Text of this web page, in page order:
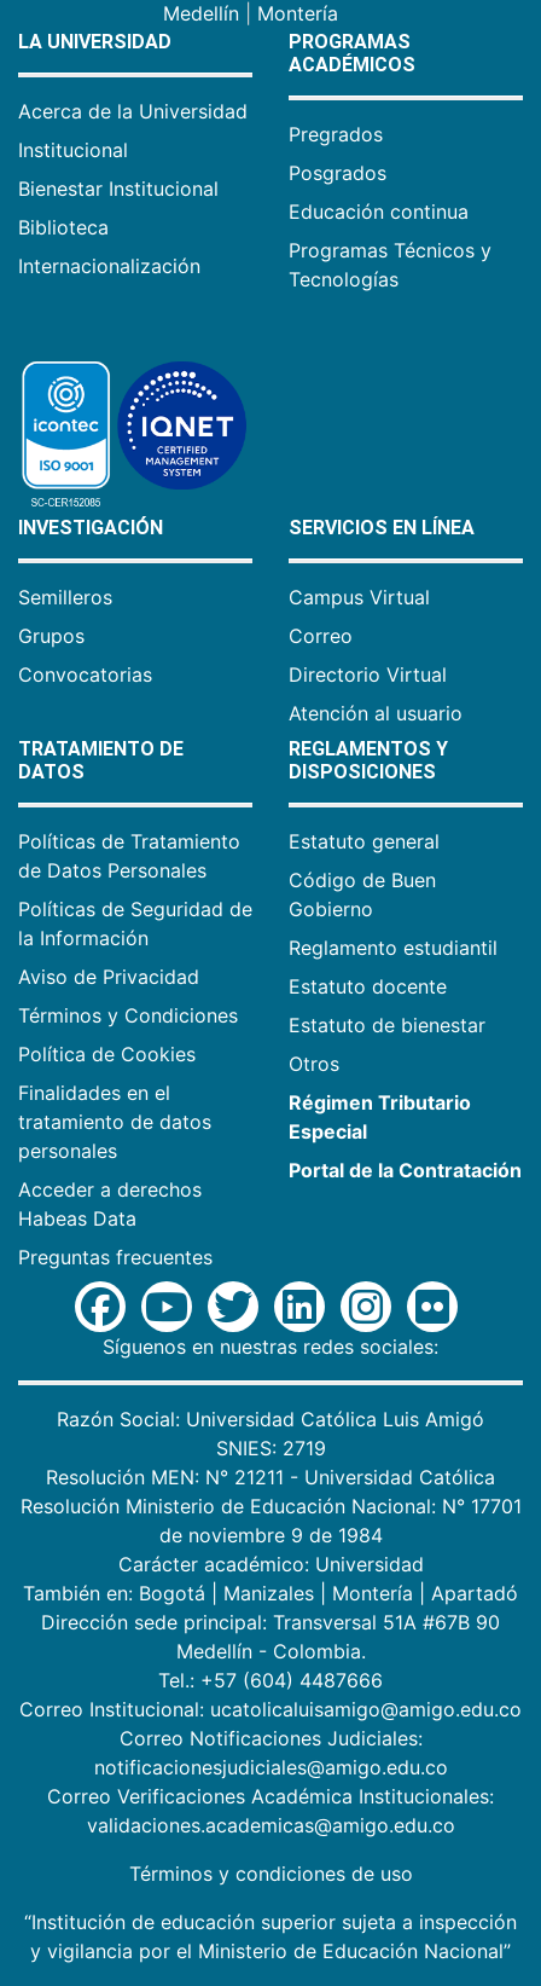
Medellín
Montería
LA UNIVERSIDAD
Acerca de la Universidad
Institucional
Bienestar Institucional
Biblioteca
Internacionalización
PROGRAMAS
ACADÉMICOS
Pregrados
Posgrados
Educación continua
Programas Técnicos y
Tecnologías
INVESTIGACIÓN
Semilleros
Grupos
Convocatorias
SERVICIOS EN LÍNEA
Campus Virtual
Correo
Directorio Virtual
Atención al usuario
TRATAMIENTO DE
DATOS
Políticas de Tratamiento
de Datos Personales
Políticas de Seguridad de
la Información
Aviso de Privacidad
Términos y Condiciones
Política de Cookies
Finalidades en el
tratamiento de datos
personales
Acceder a derechos
Habeas Data
Preguntas frecuentes
REGLAMENTOS Y
DISPOSICIONES
Estatuto general
Código de Buen
Gobierno
Reglamento estudiantil
Estatuto docente
Estatuto de bienestar
Otros
Régimen Tributario
Especial
Portal de la Contratación
Síguenos en nuestras redes sociales:
Razón Social: Universidad Católica Luis Amigó
SNIES: 2719
Resolución MEN: N° 21211 - Universidad Católica
Resolución Ministerio de Educación Nacional: N° 17701
de noviembre 9 de 1984
Carácter académico: Universidad
También en: Bogotá Manizales Montería
Apartadó
Dirección sede principal: Transversal 51A #67B 90
Medellín - Colombia.
Tel.: +57 (604) 4487666
Correo Institucional: ucatolicaluisamigo@amigo.edu.co
Correo Notificaciones Judiciales:
notificacionesjudiciales@amigo.edu.co
Correo Verificaciones Académica Institucionales:
validaciones.academicas@amigo.edu.co
Términos y condiciones de uso
“Institución de educación superior sujeta a inspección
y vigilancia por el Ministerio de Educación Nacional”